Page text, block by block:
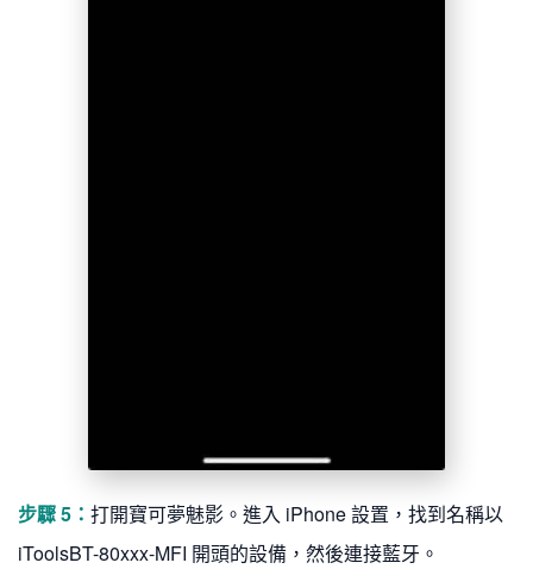
步驟 5： 打開寶可夢魅影。進入 iPhone 設置，找到名稱以
iToolsBT-80xxx-MFI 開頭的設備，然後連接藍牙。